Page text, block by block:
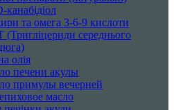
канабідіол
та омега 3-6-9 кислоти
(Тригліцериди середнього
олія
печени акулы
примулы вечерней
масло